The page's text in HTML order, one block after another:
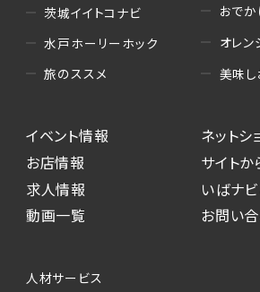
茨城イイトコナビ
水戸ホーリーホック
旅のススメ
おでか
オレ
美味し
イベント情報
お店情報
求人情報
動画一覧
ネットシ
サイト
いばナ
お問い
人材サービス